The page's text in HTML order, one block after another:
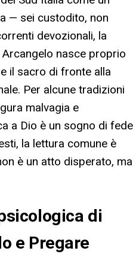
— sei custodito, non
devozionali, la
nasce proprio
il sacro di fronte alla
Per alcune tradizioni
malvagia e
a Dio è un sogno di fede
la lettura comune è
è un atto disperato, ma
di
e Pregare